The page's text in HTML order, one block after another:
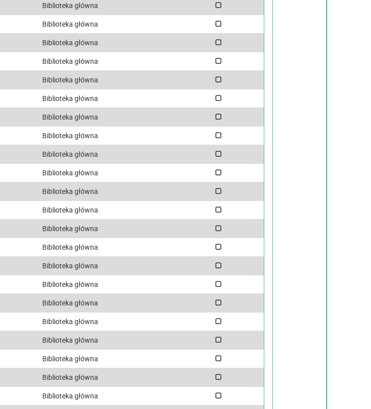
Biblioteka główna
Biblioteka główna
Biblioteka główna
Biblioteka główna
Biblioteka główna
Biblioteka główna
Biblioteka główna
Biblioteka główna
Biblioteka główna
Biblioteka główna
Biblioteka główna
Biblioteka główna
Biblioteka główna
Biblioteka główna
Biblioteka główna
Biblioteka główna
Biblioteka główna
Biblioteka główna
Biblioteka główna
Biblioteka główna
Biblioteka główna
Biblioteka główna